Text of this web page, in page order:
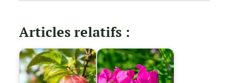
Articles relatifs :